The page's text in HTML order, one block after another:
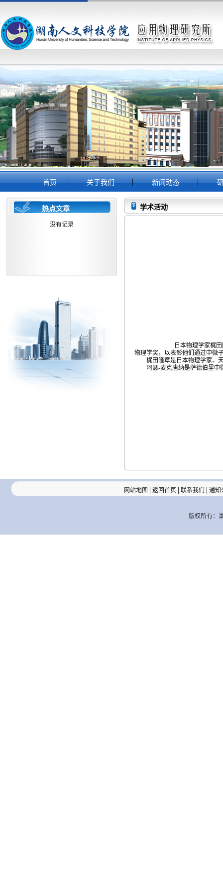
首页 | 关于我们 | 新闻动态 |
热点文章
没有记录
学术活动
日本物理学家梶
物理学奖，以表彰他们通过中微
梶田隆章是日本物理学家、天
阿瑟-麦克唐纳是萨德伯里中
网站地图 | 返回首页 | 联系我们 | 通知
版权所有：